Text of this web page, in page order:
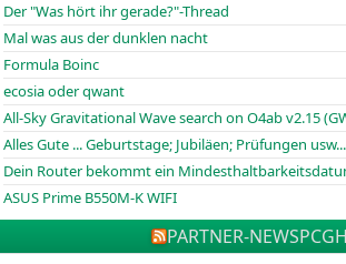
Der "Was hört ihr gerade?"-Thread
Mal was aus der dunklen nacht
Formula Boinc
ecosia oder qwant
All-Sky Gravitational Wave search on O4ab v2.15
Alles Gute ... Geburtstage; Jubiläen; Prüfungen usw...
Dein Router bekommt ein
ASUS Prime B550M-K WIFI
PARTNER-NEWSPCGH